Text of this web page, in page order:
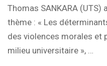
Thomas SANKARA (UTS)
thème : « Les
des violences morales et
milieu universitaire », …